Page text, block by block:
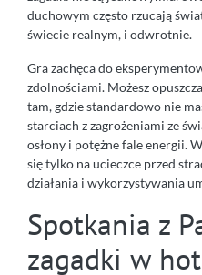
duchowym często rzucają
świecie realnym, i odwrotnie.
Gra zachęca do
zdolnościami. Możesz
tam, gdzie standardowo nie
starciach z zagrożeniami ze
osłony i potężne fale energii.
się tylko na ucieczce przed
działania i wykorzystywania
Spotkania z
zagadki w